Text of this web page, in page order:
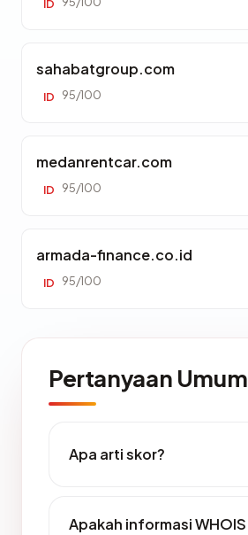
ID
sahabatgroup.com
ID 95/100
medanrentcar.com
ID 95/100
armada-finance.co.id
ID 95/100
Pertanyaan Umum
Apa arti skor?
Apakah informasi WHOIS